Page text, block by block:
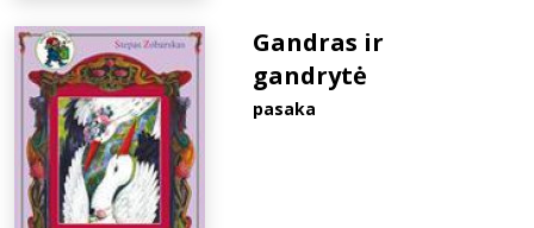
Gandras ir
gandrytė
pasaka